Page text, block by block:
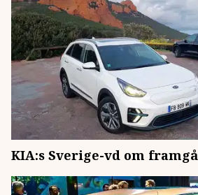
KIA:s Sverige-vd om